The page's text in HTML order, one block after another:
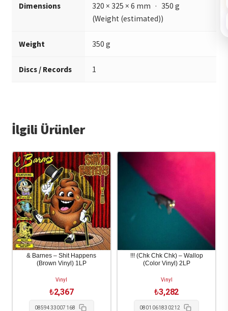
Dimensions
320 × 325 × 6 mm · 350 g
(Weight (estimated))
Weight 350 g
Discs / Records 1
İlgili Ürünler
& Barnes – Shit Happens
(Brown Vinyl) 1LP
Vinyl
₺2,367
0859433007168
!!! (Chk Chk Chk) – Wallop
(Color Vinyl) 2LP
Vinyl
₺3,282
0801061830212